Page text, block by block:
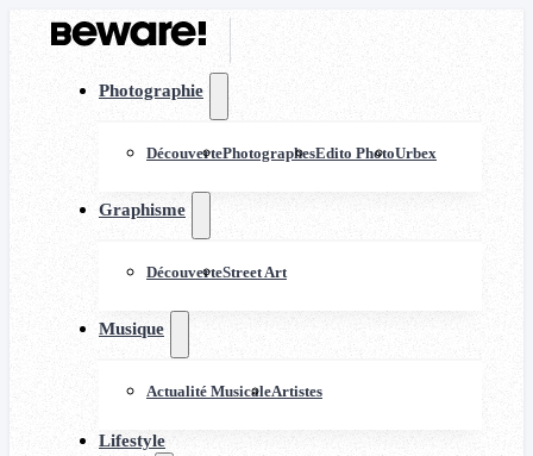
Photographie
DécouvertePhotographesEdito PhotoUrbex
Graphisme
DécouverteStreet Art
Musique
Actualité MusicaleArtistes
Lifestyle